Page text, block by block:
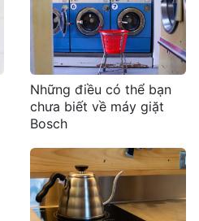
Những điều có thể bạn
chưa biết về máy giặt
Bosch